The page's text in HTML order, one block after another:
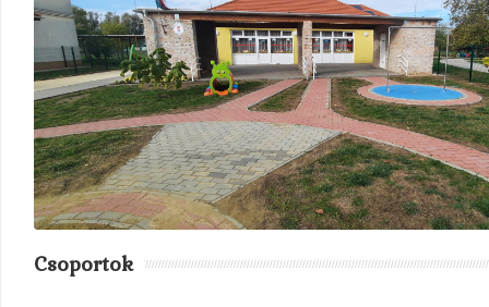
Csoportok